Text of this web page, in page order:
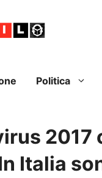
Politica
2017
Italia